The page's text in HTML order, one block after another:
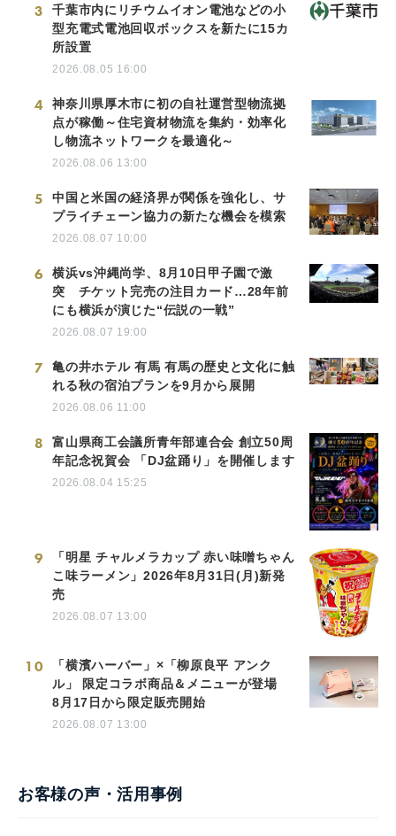
3
千葉市内にリチウムイオン電池などの小
型充電式電池回収ボックスを新たに15カ
所設置
2026.08.05 16:00
4
神奈川県厚木市に初の自社運営型物流拠
点が稼働～住宅資材物流を集約・効率化
し物流ネットワークを最適化～
2026.08.06 13:00
5
中国と米国の経済界が関係を強化し、サ
プライチェーン協力の新たな機会を模索
2026.08.07 10:00
6
横浜vs沖縄尚学、8月10日甲子園で激
突 チケット完売の注目カード…28年前
にも横浜が演じた“伝説の一戦”
2026.08.07 19:00
7
亀の井ホテル 有馬 有馬の歴史と文化に触
れる秋の宿泊プランを9月から展開
2026.08.06 11:00
8
富山県商工会議所青年部連合会 創立50周
年記念祝賀会 「DJ盆踊り」を開催します
2026.08.04 15:25
9
「明星 チャルメラカップ 赤い味噌ちゃん
こ味ラーメン」2026年8月31日(月)新発
売
2026.08.07 13:00
10
「横濱ハーバー」×「柳原良平 アンク
ル」 限定コラボ商品＆メニューが登場
8月17日から限定販売開始
2026.08.07 13:00
お客様の声・活用事例